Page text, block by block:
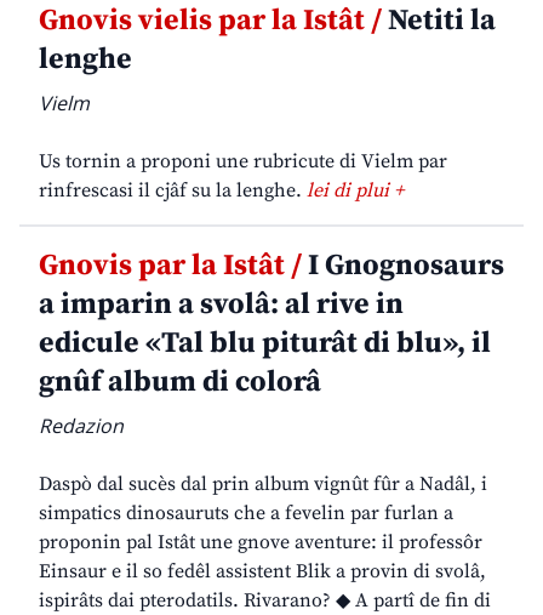
Gnovis vielis par la Istât /Netiti la
lenghe
Vielm
Us tornin a proponi une rubricute di Vielm par
rinfrescasi il cjâf su la lenghe. lei di plui +
Gnovis par la Istât /I Gnognosaurs
a imparin a svolâ: al rive in
edicule «Tal blu piturât di blu», il
gnûf album di colorâ
Redazion
Daspò dal sucès dal prin album vignût fûr a Nadâl, i
simpatics dinosauruts che a fevelin par furlan a
proponin pal Istât une gnove aventure: il professôr
Einsaur e il so fedêl assistent Blik a provin di svolâ,
ispirâts dai pterodatils. Rivarano? ◆ A partî de fin di